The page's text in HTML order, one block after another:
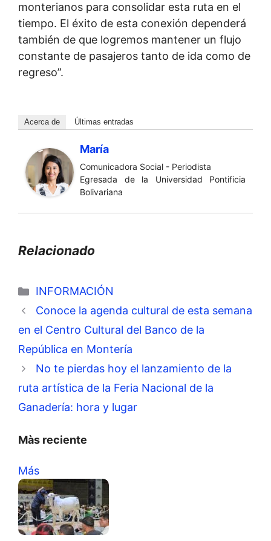
monterianos para consolidar esta ruta en el
tiempo. El éxito de esta conexión dependerá
también de que logremos mantener un flujo
constante de pasajeros tanto de ida como de
regreso”.
Acerca de Últimas entradas
María
Comunicadora Social - Periodista
Egresada de la Universidad Pontificia
Bolivariana
Relacionado
Categorías
INFORMACIÓN
Conoce la agenda cultural de esta semana
en el Centro Cultural del Banco de la
República en Montería
No te pierdas hoy el lanzamiento de la
ruta artística de la Feria Nacional de la
Ganadería: hora y lugar
Màs reciente
Más